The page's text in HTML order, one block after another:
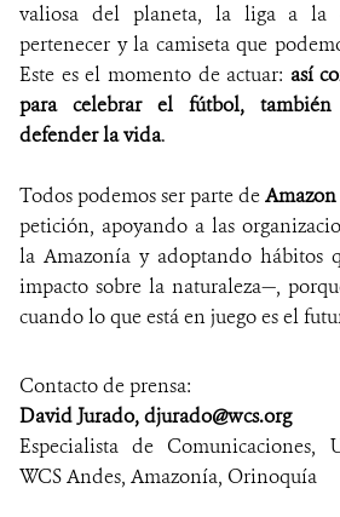
valiosa del planeta, la liga a la
pertenecer y la camiseta que
Este es el momento de actuar: así
para celebrar el fútbol,
defender la vida.
Todos podemos ser parte de
petición, apoyando a las
la Amazonía y adoptando hábitos
impacto sobre la naturaleza—,
cuando lo que está en juego es el
Contacto de prensa:
David Jurado, djurado@wcs.org
Especialista de Comunicaciones,
WCS Andes, Amazonía, Orinoquía